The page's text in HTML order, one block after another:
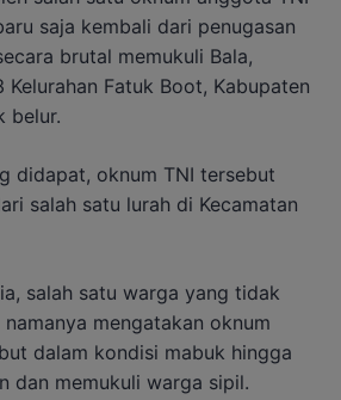
saja kembali dari penugasan
brutal memukuli Bala,
Fatuk Boot, Kabupaten
belur.
didapat, oknum TNI tersebut
salah satu lurah di Kecamatan
salah satu warga yang tidak
mengatakan oknum
dalam kondisi mabuk hingga
dan memukuli warga sipil.